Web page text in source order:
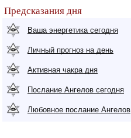
Предсказания дня
Ваша энергетика сегодня
Личный прогноз на день
Активная чакра дня
Послание Ангелов сегодня
Любовное послание Ангелов